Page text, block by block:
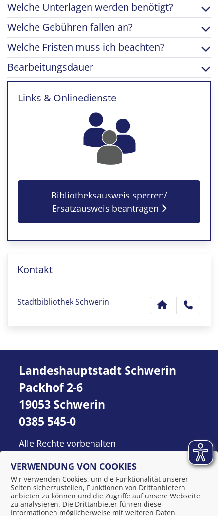
Welche Unterlagen werden benötigt?
Welche Gebühren fallen an?
Welche Fristen muss ich beachten?
Bearbeitungsdauer
Links & Onlinedienste
Bibliotheksausweis sperren/
Ersatzausweis beantragen
Kontakt
Stadtbibliothek Schwerin
Landeshauptstadt Schwerin
Packhof 2-6
19053 Schwerin
0385 545-0
Alle Rechte vorbehalten
VERWENDUNG VON COOKIES
Wir verwenden Cookies, um die Funktionalität unserer
Seiten sicherzustellen, Funktionen von Drittanbietern
anbieten zu können und die Zugriffe auf unsere Webseite
zu analysieren. Die Drittanbieter führen diese
Informationen möglicherweise mit weiteren Daten